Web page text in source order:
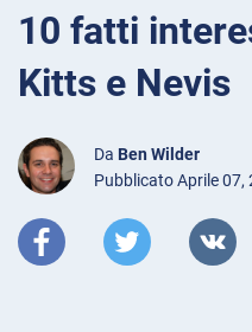
10 fatti
Kitts e Nevis
Da Ben Wilder
Pubblicato Aprile 07,